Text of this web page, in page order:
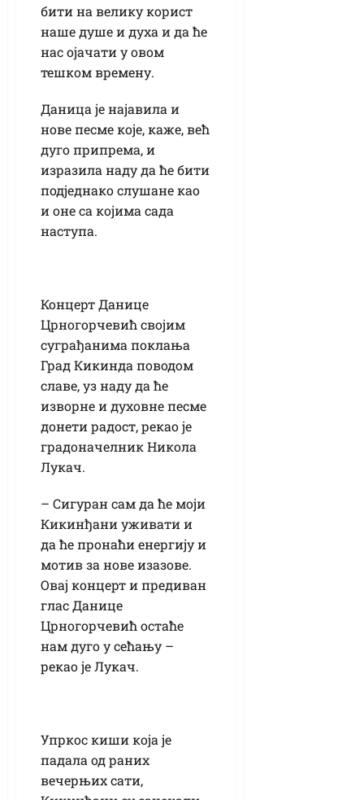
бити на велику корист
наше душе и духа и да ће
нас ојачати у овом
тешком времену.
Даница је најавила и
нове песме које, каже, већ
дуго припрема, и
изразила наду да ће бити
подједнако слушане као
и оне са којима сада
наступа.
Концерт Данице
Црногорчевић својим
суграђанима поклања
Град Кикинда поводом
славе, уз наду да ће
изворне и духовне песме
донети радост, рекао је
градоначелник Никола
Лукач.
– Сигуран сам да ће моји
Кикинђани уживати и
да ће пронаћи енергију и
мотив за нове изазове.
Овај концерт и предиван
глас Данице
Црногорчевић остаће
нам дуго у сећању –
рекао је Лукач.
Упркос киши која је
падала од раних
вечерњих сати,